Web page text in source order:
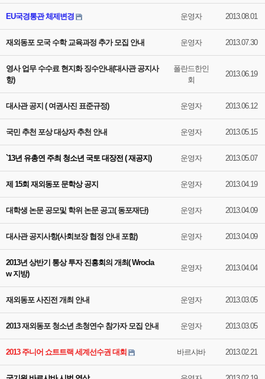
EU국경통관 체제변경 운영자 2013.08.01
재외동포 모국 수학 교육과정 추가 모집 안내 운영자 2013.07.30
영사 업무 수수료 현지화 징수안내(대사관 공지사
항)
폴란드한인
회
2013.06.19
대사관 공지 ( 여권사진 표준규정) 운영자 2013.06.12
국민 추천 포상 대상자 추천 안내 운영자 2013.05.15
`13년 유총연 주최 청소년 국토 대장전 ( 재공지) 운영자 2013.05.07
제 15회 재외동포 문학상 공지 운영자 2013.04.19
대학생 논문 공모및 학위 논문 공고( 동포재단) 운영자 2013.04.09
대사관 공지사항(사회보장 협정 안내 포함) 운영자 2013.04.09
2013년 상반기 통상 투자 진흥회의 개최( Wrocla
w 지방)
운영자 2013.04.04
재외동포 사진전 개최 안내 운영자 2013.03.05
2013 재외동포 청소년 초청연수 참가자 모집 안내 운영자 2013.03.05
2013 주니어 쇼트트랙 세계선수권 대회 바르샤바 2013.02.21